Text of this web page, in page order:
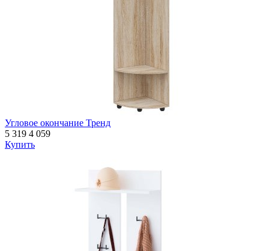
Угловое окончание Тренд
5 319 4 059
Купить